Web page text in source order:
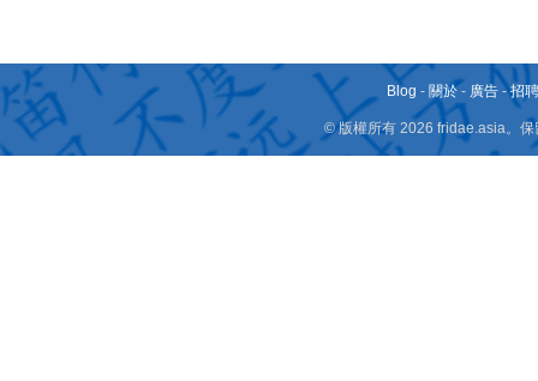
Blog - 關於 - 廣告 -招
© 版權所有 2026 fridae.asia。